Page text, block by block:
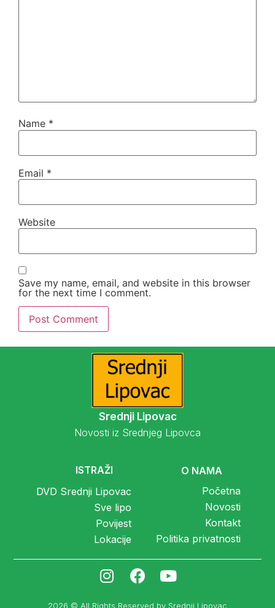
Name *
Email *
Website
Save my name, email, and website in this browser
for the next time I comment.
Srednji Lipovac
Novosti iz Srednjeg Lipovca
ISTRAŽI
DVD Srednji Lipovac
Sve lipo
Povijest
Lokacije
O NAMA
Početna
Novosti
Kontakt
Politika privatnosti
2026 © All Rights Reserved by Srednji Lipovac